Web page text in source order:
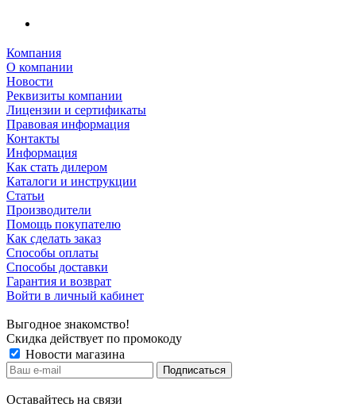
Компания
О компании
Новости
Реквизиты компании
Лицензии и сертификаты
Правовая информация
Контакты
Информация
Как стать дилером
Каталоги и инструкции
Статьи
Производители
Помощь покупателю
Как сделать заказ
Способы оплаты
Способы доставки
Гарантия и возврат
Войти в личный кабинет
Выгодное знакомство!
Скидка действует по промокоду
Новости магазина
Оставайтесь на связи